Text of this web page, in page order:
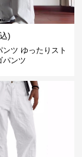
)
ンツ ゆったりスト
パンツ